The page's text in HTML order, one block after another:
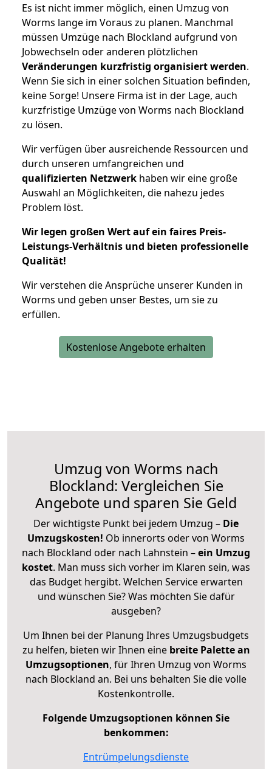
Es ist nicht immer möglich, einen Umzug von
Worms lange im Voraus zu planen. Manchmal
müssen Umzüge nach Blockland aufgrund von
Jobwechseln oder anderen plötzlichen
Veränderungen kurzfristig organisiert werden.
Wenn Sie sich in einer solchen Situation befinden,
keine Sorge! Unsere Firma ist in der Lage, auch
kurzfristige Umzüge von Worms nach Blockland
zu lösen.
Wir verfügen über ausreichende Ressourcen und
durch unseren umfangreichen und
qualifizierten Netzwerk haben wir eine große
Auswahl an Möglichkeiten, die nahezu jedes
Problem löst.
Wir legen großen Wert auf ein faires Preis-
Leistungs-Verhältnis und bieten professionelle
Qualität!
Wir verstehen die Ansprüche unserer Kunden in
Worms und geben unser Bestes, um sie zu
erfüllen.
Kostenlose Angebote erhalten
Umzug von Worms nach
Blockland: Vergleichen Sie
Angebote und sparen Sie Geld
Der wichtigste Punkt bei jedem Umzug – Die
Umzugskosten! Ob innerorts oder von Worms
nach Blockland oder nach Lahnstein –ein Umzug
kostet. Man muss sich vorher im Klaren sein, was
das Budget hergibt. Welchen Service erwarten
und wünschen Sie? Was möchten Sie dafür
ausgeben?
Um Ihnen bei der Planung Ihres Umzugsbudgets
zu helfen, bieten wir Ihnen eine breite Palette an
Umzugsoptionen, für Ihren Umzug von Worms
nach Blockland an. Bei uns behalten Sie die volle
Kostenkontrolle.
Folgende Umzugsoptionen können Sie
benkommen:
Entrümpelungsdienste